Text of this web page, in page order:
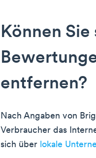
Können
entfernen?
Nach Angaben von
Verbraucher das
sich über lokale